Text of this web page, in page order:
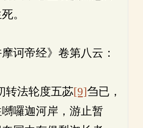
。
摩诃帝经》卷第八云：
转法轮度五苾[9]刍已，
囉迦河岸，游止暂